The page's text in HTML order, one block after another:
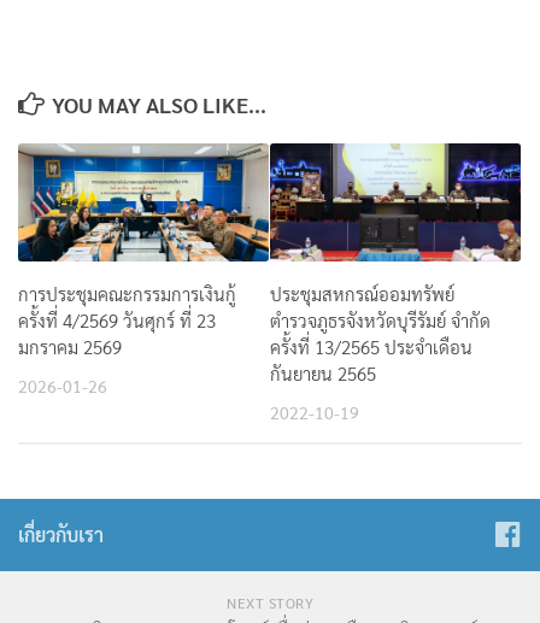
YOU MAY ALSO LIKE...
การประชุมคณะกรรมการเงินกู้
ครั้งที่ 4/2569 วันศุกร์ ที่ 23
มกราคม 2569
2026-01-26
ประชุมสหกรณ์ออมทรัพย์
ตำรวจภูธรจังหวัดบุรีรัมย์ จำกัด
ครั้งที่ 13/2565 ประจำเดือน
กันยายน 2565
2022-10-19
เกี่ยวกับเรา
NEXT STORY